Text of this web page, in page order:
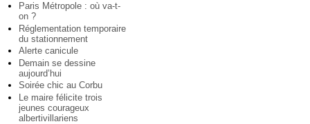
Paris Métropole : où va-t-
on ?
Réglementation temporaire
du stationnement
Alerte canicule
Demain se dessine
aujourd’hui
Soirée chic au Corbu
Le maire félicite trois
jeunes courageux
albertivillariens